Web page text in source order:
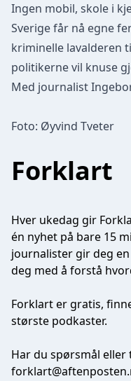
Ingen mobil, skole i
Sverige får nå egne
kriminelle lavalderen
politikerne vil knuse
Med journalist
Foto: Øyvind Tveter
Forklart
Hver ukedag gir
én nyhet på bare 15
journalister gir deg
deg med å forstå
Forklart er gratis,
største podkaster.
Har du spørsmål eller